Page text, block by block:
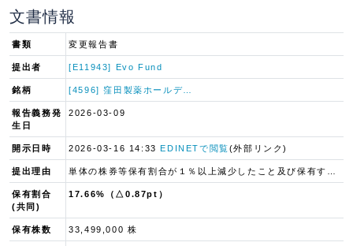
文書情報
書類 変更報告書
提出者 [E11943] Evo Fund
銘柄 [4596] 窪田製薬ホールデ…
報告義務発
生日
2026-03-09
開示日時 2026-03-16 14:33EDINETで閲覧(外部リンク)
提出理由
保有割合
(共同)
17.66%（△0.87pt）
保有株数 33,499,000 株